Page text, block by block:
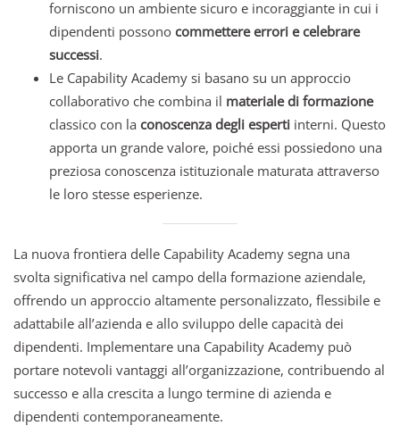
forniscono un ambiente sicuro e incoraggiante in cui i
dipendenti possono commettere errori e celebrare
successi.
Le Capability Academy si basano su un approccio
collaborativo che combina il materiale di formazione
classico con la conoscenza degli esperti interni. Questo
apporta un grande valore, poiché essi possiedono una
preziosa conoscenza istituzionale maturata attraverso
le loro stesse esperienze.
La nuova frontiera delle Capability Academy segna una
svolta significativa nel campo della formazione aziendale,
offrendo un approccio altamente personalizzato, flessibile e
adattabile all’azienda e allo sviluppo delle capacità dei
dipendenti. Implementare una Capability Academy può
portare notevoli vantaggi all’organizzazione, contribuendo al
successo e alla crescita a lungo termine di azienda e
dipendenti contemporaneamente.